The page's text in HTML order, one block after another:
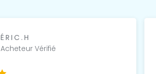
ÉRIC.H
Acheteur Vérifié